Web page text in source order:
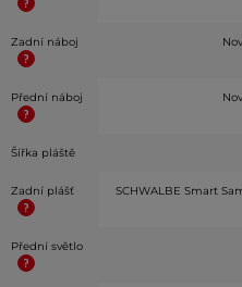
Zadní náboj
Přední náboj
Šířka pláště
Zadní plášť SCHWALBE Smart
Přední světlo